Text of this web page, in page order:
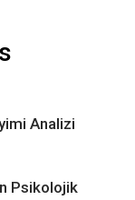
Analizi
Psikolojik